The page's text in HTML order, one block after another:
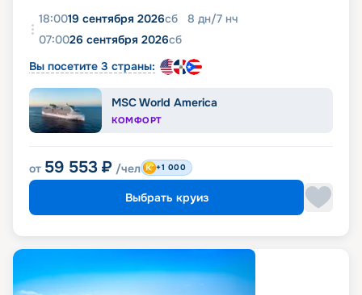
18:0019 сентября 2026сб 8 дн/7 нч
07:0026 сентября 2026сб
Вы посетите 3 страны:
MSC World America
КОМФОРТ
от 59 553 ₽ /чел +1 000
Выбрать круиз